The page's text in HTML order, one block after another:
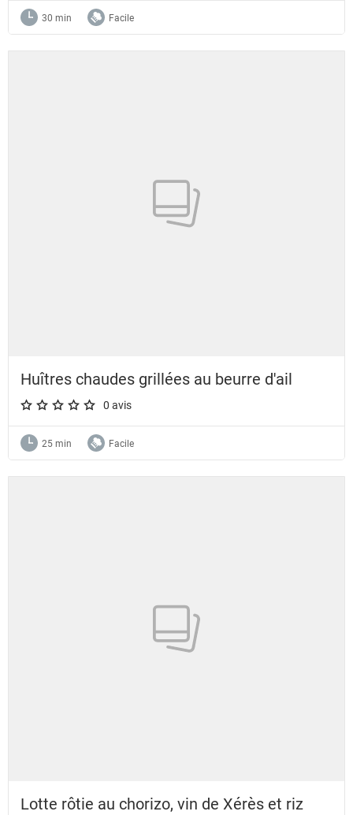
30 min Facile
Huîtres chaudes grillées au beurre d'ail
A star rating of 0 out of 5.
0 avis
25 min Facile
Lotte rôtie au chorizo, vin de Xérès et riz